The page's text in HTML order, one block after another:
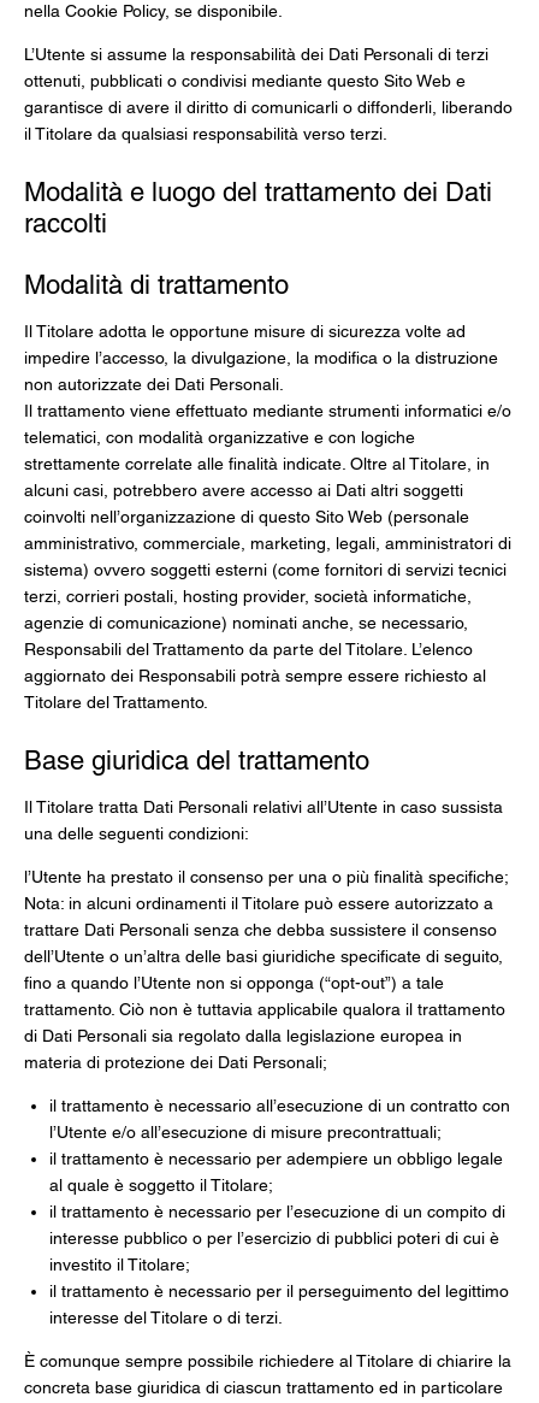
nella Cookie Policy, se disponibile.
L’Utente si assume la responsabilità dei Dati Personali di terzi
ottenuti, pubblicati o condivisi mediante questo Sito Web e
garantisce di avere il diritto di comunicarli o diffonderli, liberando
il Titolare da qualsiasi responsabilità verso terzi.
Modalità e luogo del trattamento dei Dati
raccolti
Modalità di trattamento
Il Titolare adotta le opportune misure di sicurezza volte ad
impedire l’accesso, la divulgazione, la modifica o la distruzione
non autorizzate dei Dati Personali.
Il trattamento viene effettuato mediante strumenti informatici e/o
telematici, con modalità organizzative e con logiche
strettamente correlate alle finalità indicate. Oltre al Titolare, in
alcuni casi, potrebbero avere accesso ai Dati altri soggetti
coinvolti nell’organizzazione di questo Sito Web (personale
amministrativo, commerciale, marketing, legali, amministratori di
sistema) ovvero soggetti esterni (come fornitori di servizi tecnici
terzi, corrieri postali, hosting provider, società informatiche,
agenzie di comunicazione) nominati anche, se necessario,
Responsabili del Trattamento da parte del Titolare. L’elenco
aggiornato dei Responsabili potrà sempre essere richiesto al
Titolare del Trattamento.
Base giuridica del trattamento
Il Titolare tratta Dati Personali relativi all’Utente in caso sussista
una delle seguenti condizioni:
l’Utente ha prestato il consenso per una o più finalità specifiche;
Nota: in alcuni ordinamenti il Titolare può essere autorizzato a
trattare Dati Personali senza che debba sussistere il consenso
dell’Utente o un’altra delle basi giuridiche specificate di seguito,
fino a quando l’Utente non si opponga (“opt-out”) a tale
trattamento. Ciò non è tuttavia applicabile qualora il trattamento
di Dati Personali sia regolato dalla legislazione europea in
materia di protezione dei Dati Personali;
il trattamento è necessario all’esecuzione di un contratto con
l’Utente e/o all’esecuzione di misure precontrattuali;
il trattamento è necessario per adempiere un obbligo legale
al quale è soggetto il Titolare;
il trattamento è necessario per l’esecuzione di un compito di
interesse pubblico o per l’esercizio di pubblici poteri di cui è
investito il Titolare;
il trattamento è necessario per il perseguimento del legittimo
interesse del Titolare o di terzi.
È comunque sempre possibile richiedere al Titolare di chiarire la
concreta base giuridica di ciascun trattamento ed in particolare